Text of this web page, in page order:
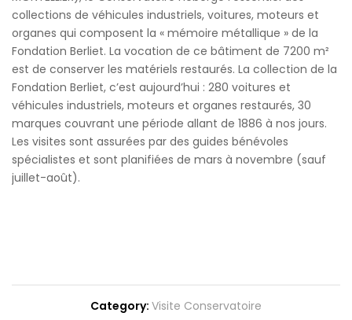
collections de véhicules industriels, voitures, moteurs et
organes qui composent la « mémoire métallique » de la
Fondation Berliet. La vocation de ce bâtiment de 7200 m²
est de conserver les matériels restaurés. La collection de la
Fondation Berliet, c’est aujourd’hui : 280 voitures et
véhicules industriels, moteurs et organes restaurés, 30
marques couvrant une période allant de 1886 à nos jours.
Les visites sont assurées par des guides bénévoles
spécialistes et sont planifiées de mars à novembre (sauf
juillet-août).
Category: Visite Conservatoire